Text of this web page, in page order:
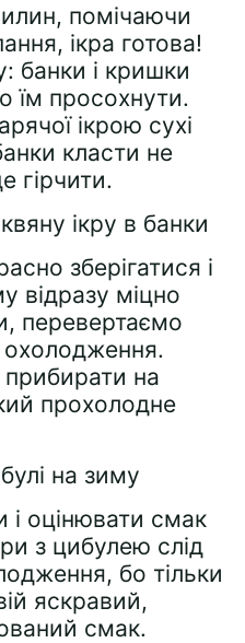
помічаючи
ікра готова!
банки і кришки
їм просохнути.
ікрою сухі
класти не
гірчити.
зберігатися і
відразу міцно
перевертаємо
охолодження.
на
прохолодне
оцінювати смак
з цибулею слід
бо тільки
яскравий,
смак.